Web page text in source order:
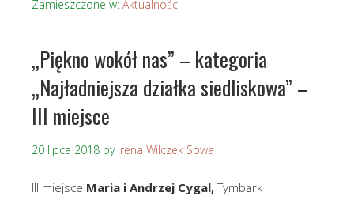
Zamieszczone w: Aktualności
„Piękno wokół nas” – kategoria
„Najładniejsza działka siedliskowa” –
III miejsce
20 lipca 2018 by Irena Wilczek Sowa
III miejsce Maria i Andrzej Cygal,Tymbark